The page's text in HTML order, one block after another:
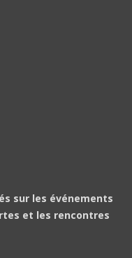
sur les événements
et les rencontres